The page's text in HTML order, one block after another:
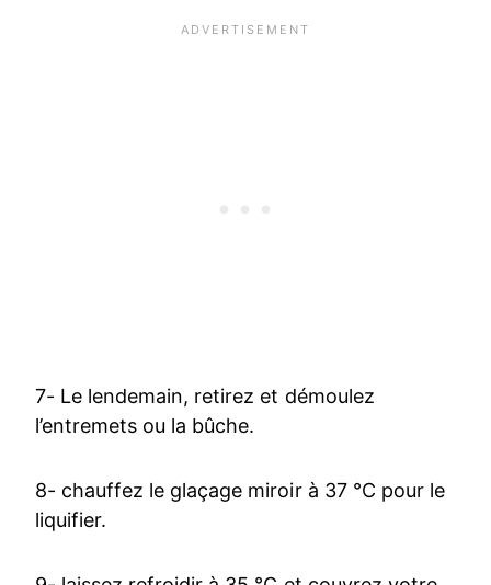
7- Le lendemain, retirez et démoulez
l’entremets ou la bûche.
8- chauffez le glaçage miroir à 37 °C pour le
liquifier.